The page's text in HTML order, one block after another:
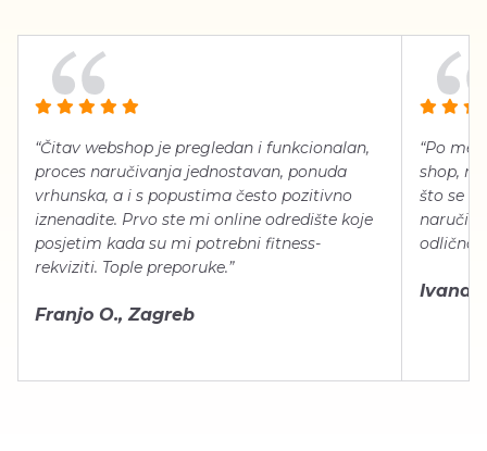
“Čitav webshop je pregledan i funkcionalan,
proces naručivanja jednostavan, ponuda
vrhunska, a i s popustima često pozitivno
iznenadite. Prvo ste mi online odredište koje
posjetim kada su mi potrebni fitness-
rekviziti. Tople preporuke.”
Franjo O., Zagreb
“Po
shop,
što se
naručiti,
odlično
Ivana